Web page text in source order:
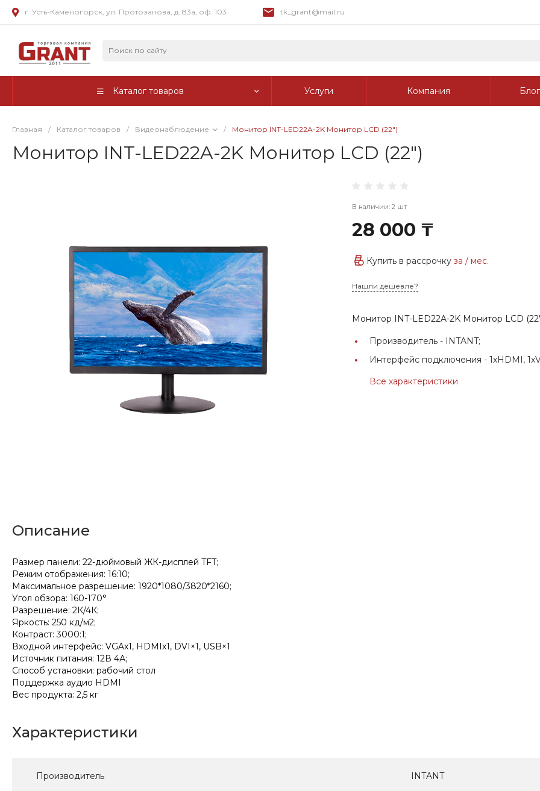
г. Усть-Каменогорск, ул. Протозанова, д. 83а, оф. 103 tk_grant@mail.ru
Каталог товаров Услуги Компания Блог
Главная / Каталог товаров / Видеонаблюдение / Монитор INT-LED22A-2K Монитор LCD (22")
Монитор INT-LED22A-2K Монитор LCD (22")
В наличии: 2 шт
28 000 ₸
Купить в рассрочкуза/ мес.
Нашли дешевле?
Монитор INT-LED22A-2K Монитор LCD
Производитель - INTANT;
Интерфейс подключения -1хHDMI,
Все характеристики
Описание
Размер панели: 22-дюймовый ЖК-дисплей TFT;
Режим отображения: 16:10;
Максимальное разрешение: 1920*1080/3820*2160;
Угол обзора: 160-170°
Разрешение: 2К/4К;
Яркость: 250 кд/м2;
Контраст: 3000:1;
Входной интерфейс: VGAx1, HDMIx1, DVI×1, USB×1
Источник питания: 12В 4А;
Способ установки: рабочий стол
Поддержка аудио HDMI
Вес продукта: 2,5 кг
Характеристики
Производитель INTANT